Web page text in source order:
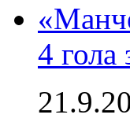
4 гола